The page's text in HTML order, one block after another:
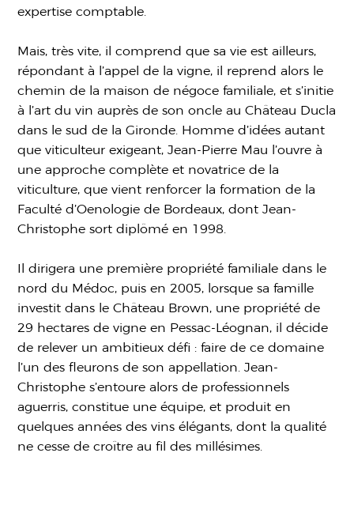
expertise comptable.
Mais, très vite, il comprend que sa vie est ailleurs,
répondant à l’appel de la vigne, il reprend alors le
chemin de la maison de négoce familiale, et s’initie
à l’art du vin auprès de son oncle au Château Ducla
dans le sud de la Gironde. Homme d’idées autant
que viticulteur exigeant, Jean-Pierre Mau l’ouvre à
une approche complète et novatrice de la
viticulture, que vient renforcer la formation de la
Faculté d’Oenologie de Bordeaux, dont Jean-
Christophe sort diplômé en 1998.
Il dirigera une première propriété familiale dans le
nord du Médoc, puis en 2005, lorsque sa famille
investit dans le Château Brown, une propriété de
29 hectares de vigne en Pessac-Léognan, il décide
de relever un ambitieux défi : faire de ce domaine
l’un des fleurons de son appellation. Jean-
Christophe s’entoure alors de professionnels
aguerris, constitue une équipe, et produit en
quelques années des vins élégants, dont la qualité
ne cesse de croître au fil des millésimes.